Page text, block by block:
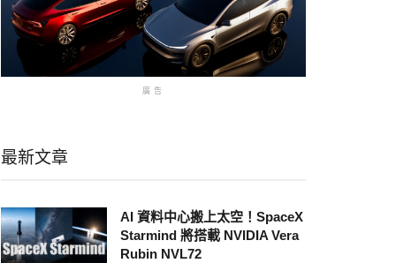
廣告
最新文章
AI 資料中心搬上太空！SpaceX
Starmind 將搭載 NVIDIA Vera
Rubin NVL72